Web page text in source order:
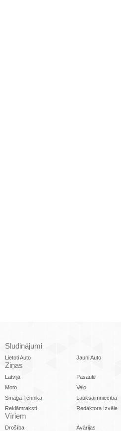
Sludinājumi
Lietoti Auto Jauni Auto
Ziņas
Latvijā Pasaulē
Moto
Velo
Smagā Tehnika
Lauksaimniecība
Reklāmraksti
Redaktora Izvēle
Vīriem
Drošība Avārijas